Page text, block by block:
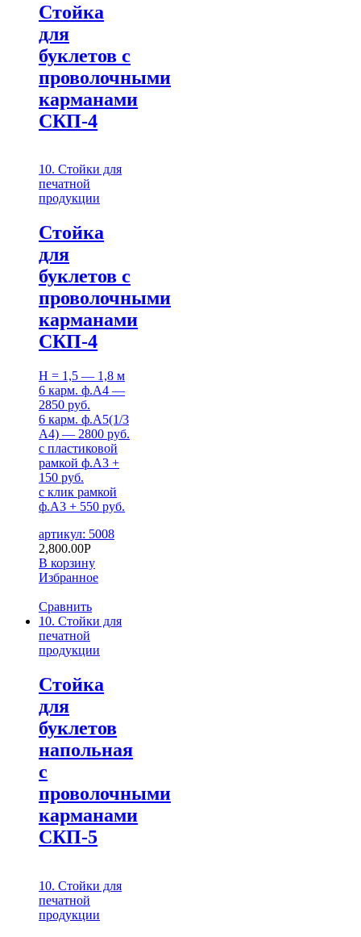
Стойка
для
буклетов c
проволочными
карманами
СКП-4
10. Стойки для
печатной
продукции
Стойка
для
буклетов c
проволочными
карманами
СКП-4
H = 1,5 — 1,8 м
6 карм. ф.А4 —
2850 руб.
6 карм. ф.А5(1/3
А4) — 2800 руб.
с пластиковой
рамкой ф.А3 +
150 руб.
с клик рамкой
ф.А3 + 550 руб.
артикул: 5008
2,800.00Р
В корзину
Избранное
Сравнить
10. Стойки для
печатной
продукции
Стойка
для
буклетов
напольная
с
проволочными
карманами
СКП-5
10. Стойки для
печатной
продукции